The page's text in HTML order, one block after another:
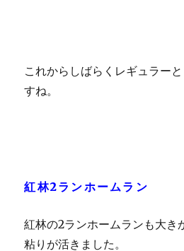
これからしばらくレギュラー
すね。
紅林2ランホームラン
紅林の2ランホームランも大き
粘りが活きました。